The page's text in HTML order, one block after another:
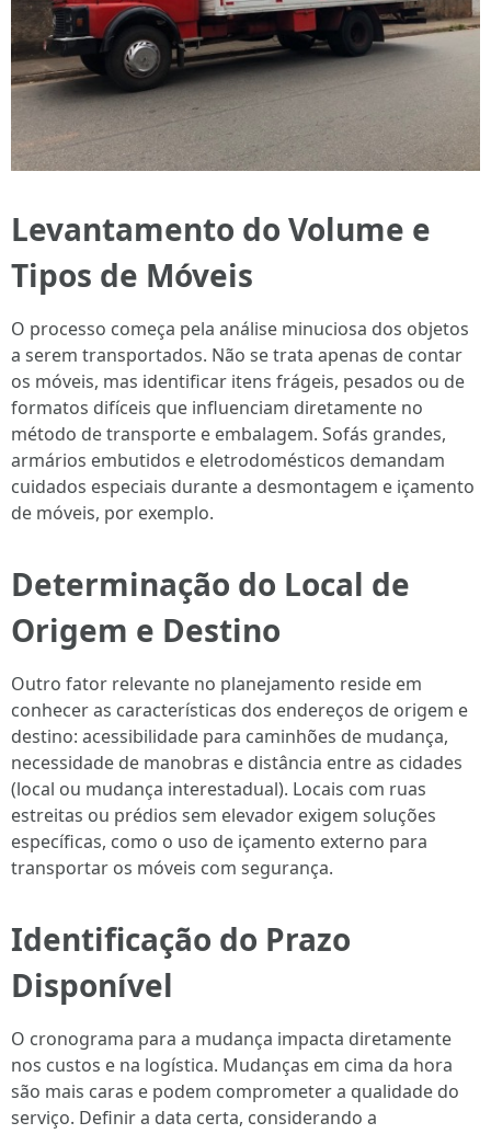
Levantamento do Volume e
Tipos de Móveis
O processo começa pela análise minuciosa dos objetos
a serem transportados. Não se trata apenas de contar
os móveis, mas identificar itens frágeis, pesados ou de
formatos difíceis que influenciam diretamente no
método de transporte e embalagem. Sofás grandes,
armários embutidos e eletrodomésticos demandam
cuidados especiais durante a desmontagem e içamento
de móveis, por exemplo.
Determinação do Local de
Origem e Destino
Outro fator relevante no planejamento reside em
conhecer as características dos endereços de origem e
destino: acessibilidade para caminhões de mudança,
necessidade de manobras e distância entre as cidades
(local ou mudança interestadual). Locais com ruas
estreitas ou prédios sem elevador exigem soluções
específicas, como o uso de içamento externo para
transportar os móveis com segurança.
Identificação do Prazo
Disponível
O cronograma para a mudança impacta diretamente
nos custos e na logística. Mudanças em cima da hora
são mais caras e podem comprometer a qualidade do
serviço. Definir a data certa, considerando a